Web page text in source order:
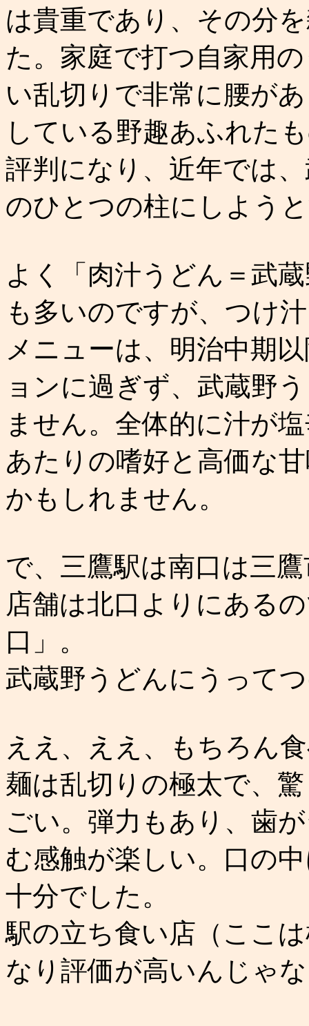
は貴重であり、その分
た。家庭で打つ自家用
い乱切りで非常に腰が
している野趣あふれた
評判になり、近年では
のひとつの柱にしよう
よく「肉汁うどん＝武
も多いのですが、つけ
メニューは、明治中期
ョンに過ぎず、武蔵野
ません。全体的に汁が
あたりの嗜好と高価な
かもしれません。
で、三鷹駅は南口は三
店舗は北口よりにある
口」。
武蔵野うどんにうって
ええ、ええ、もちろん
麺は乱切りの極太で、
ごい。弾力もあり、歯
む感触が楽しい。口の
十分でした。
駅の立ち食い店（ここ
なり評価が高いんじゃ